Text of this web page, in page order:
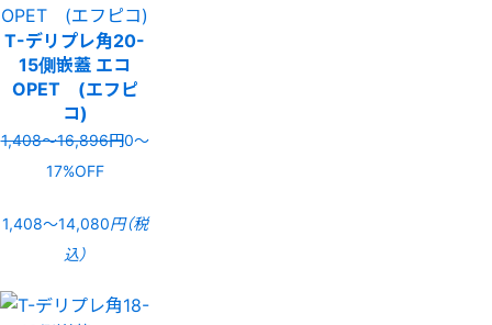
T-デリプレ角20-
15側嵌蓋 エコ
OPET (エフピ
コ)
1,408〜16,896円0〜
17%OFF
1,408〜14,080円（税
込）